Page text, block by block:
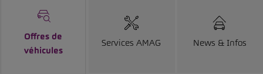
Offres de
véhicules
Services AMAG News & Infos